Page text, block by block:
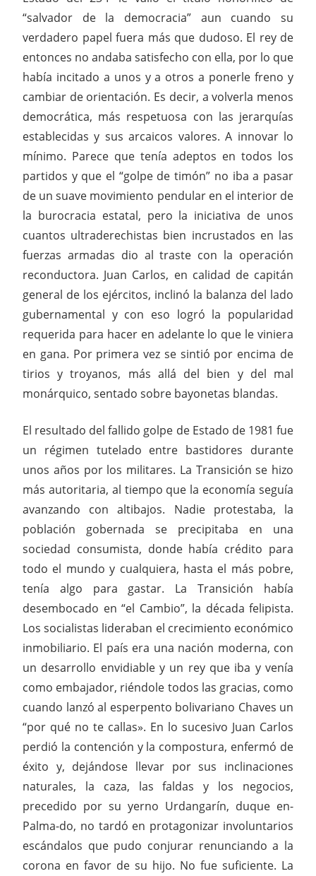
“salvador de la democracia” aun cuando su
verdadero papel fuera más que dudoso. El rey de
entonces no andaba satisfecho con ella, por lo que
había incitado a unos y a otros a ponerle freno y
cambiar de orientación. Es decir, a volverla menos
democrática, más respetuosa con las jerarquías
establecidas y sus arcaicos valores. A innovar lo
mínimo. Parece que tenía adeptos en todos los
partidos y que el “golpe de timón” no iba a pasar
de un suave movimiento pendular en el interior de
la burocracia estatal, pero la iniciativa de unos
cuantos ultraderechistas bien incrustados en las
fuerzas armadas dio al traste con la operación
reconductora. Juan Carlos, en calidad de capitán
general de los ejércitos, inclinó la balanza del lado
gubernamental y con eso logró la popularidad
requerida para hacer en adelante lo que le viniera
en gana. Por primera vez se sintió por encima de
tirios y troyanos, más allá del bien y del mal
monárquico, sentado sobre bayonetas blandas.
El resultado del fallido golpe de Estado de 1981 fue
un régimen tutelado entre bastidores durante
unos años por los militares. La Transición se hizo
más autoritaria, al tiempo que la economía seguía
avanzando con altibajos. Nadie protestaba, la
población gobernada se precipitaba en una
sociedad consumista, donde había crédito para
todo el mundo y cualquiera, hasta el más pobre,
tenía algo para gastar. La Transición había
desembocado en “el Cambio”, la década felipista.
Los socialistas lideraban el crecimiento económico
inmobiliario. El país era una nación moderna, con
un desarrollo envidiable y un rey que iba y venía
como embajador, riéndole todos las gracias, como
cuando lanzó al esperpento bolivariano Chaves un
“por qué no te callas». En lo sucesivo Juan Carlos
perdió la contención y la compostura, enfermó de
éxito y, dejándose llevar por sus inclinaciones
naturales, la caza, las faldas y los negocios,
precedido por su yerno Urdangarín, duque en-
Palma-do, no tardó en protagonizar involuntarios
escándalos que pudo conjurar renunciando a la
corona en favor de su hijo. No fue suficiente. La